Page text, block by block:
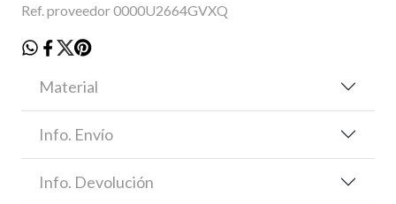
Ref. proveedor 0000U2664GVXQ
Material
Info. Envío
Info. Devolución